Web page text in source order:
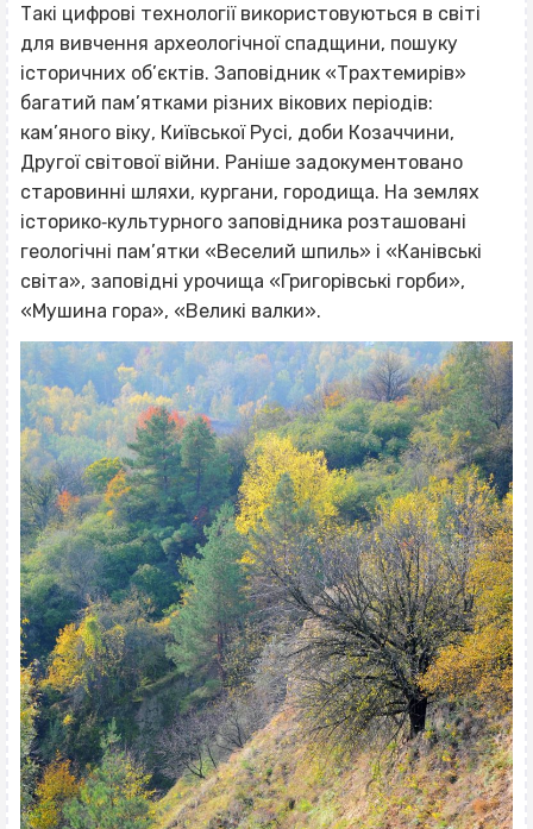
Такі цифрові технології використовуються в світі
для вивчення археологічної спадщини, пошуку
історичних об’єктів. Заповідник «Трахтемирів»
багатий пам’ятками різних вікових періодів:
кам’яного віку, Київської Русі, доби Козаччини,
Другої світової війни. Раніше задокументовано
старовинні шляхи, кургани, городища. На землях
історико‐культурного заповідника розташовані
геологічні пам’ятки «Веселий шпиль» і «Канівські
світа», заповідні урочища «Григорівські горби»,
«Мушина гора», «Великі валки».